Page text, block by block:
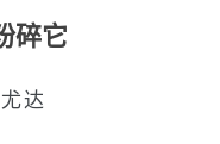
碎它
达